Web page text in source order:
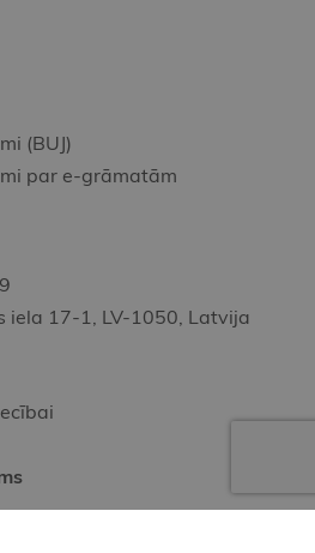
(BUJ)
par e-grāmatām
iela 17-1, LV-1050, Latvija